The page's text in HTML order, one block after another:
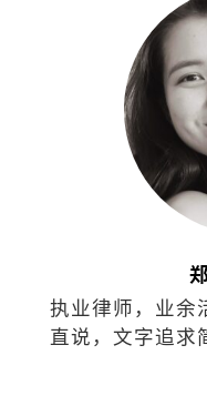
执业律师，业余
直说，文字追求